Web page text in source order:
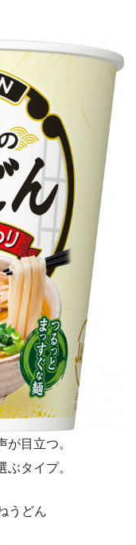
目立つ。
タイプ。
うどん